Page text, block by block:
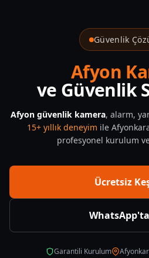
Güvenlik
Afyon
ve Güvenlik
Afyon güvenlik kamera, alarm,
15+ yıllık deneyim ile
profesyonel kurulum
Ücretsiz
Garantili Kurulum